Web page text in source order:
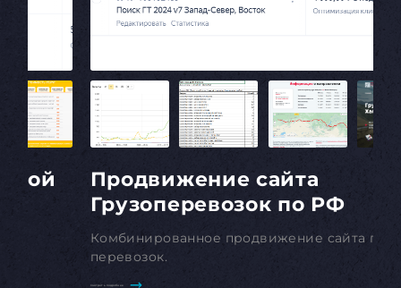
Продвижение сайта
Грузоперевозок по РФ
Комбинированное продвижение сайта
перевозок.
Смотреть подробнее